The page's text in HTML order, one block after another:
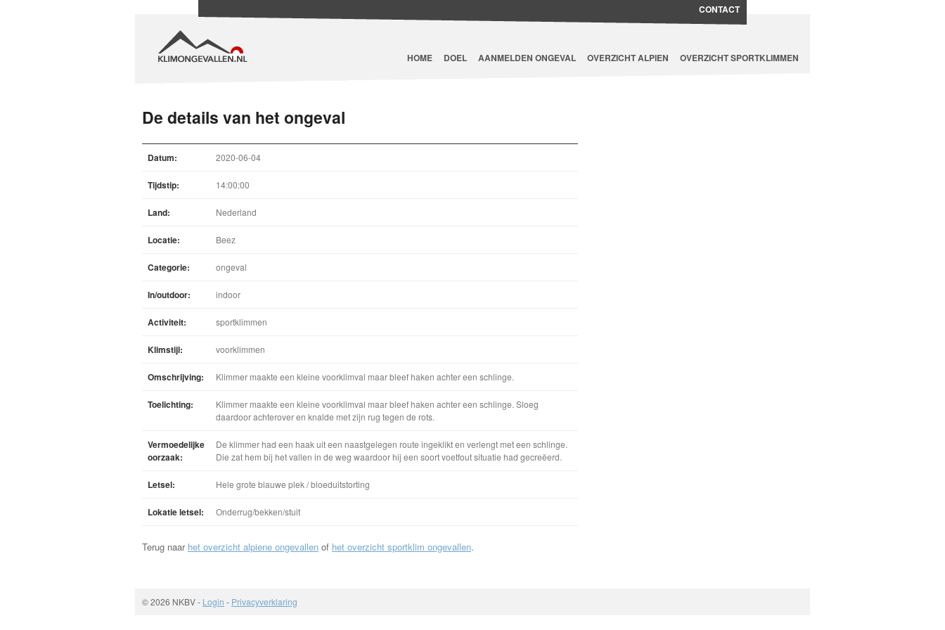
HOME DOEL AANMELDEN ONGEVAL OVERZICHT ALPIEN OVERZICHT SPORTKLIMMEN
CONTACT
De details van het ongeval
Datum: 2020-06-04
Tijdstip: 14:00:00
Land: Nederland
Locatie: Beez
Categorie: ongeval
In/outdoor: indoor
Activiteit: sportklimmen
Klimstijl: voorklimmen
Omschrijving: Klimmer maakte een kleine voorklimval maar bleef haken achter een schlinge.
Toelichting:
Klimmer maakte een kleine voorklimval maar bleef haken achter een schlinge. Sloeg
daardoor achterover en knalde met zijn rug tegen de rots.
Vermoedelijke
oorzaak:
De klimmer had een haak uit een naastgelegen route ingeklikt en verlengt met een schlinge.
Die zat hem bij het vallen in de weg waardoor hij een soort voetfout situatie had gecreëerd.
Letsel: Hele grote blauwe plek / bloeduitstorting
Lokatie letsel: Onderrug/bekken/stuit
Terug naar het overzicht alpiene ongevallen of het overzicht sportklim ongevallen.
© 2026 NKBV- Login - Privacyverklaring